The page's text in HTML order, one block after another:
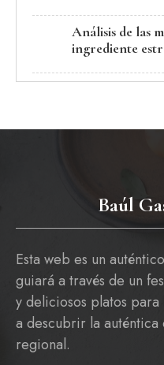
Análisis de las
ingrediente
Baúl
Esta web es un
guiará a través de un
y deliciosos platos
a descubrir la auténtica
regional.